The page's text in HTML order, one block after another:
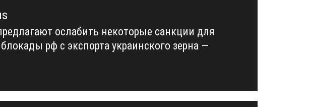
ослабить некоторые санкции для
рф с экспорта украинского зерна —